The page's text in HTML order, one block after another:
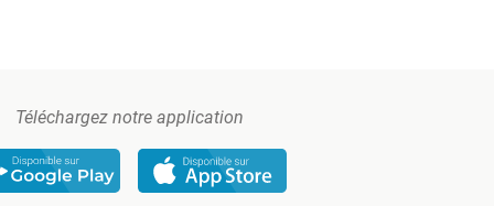
Téléchargez notre application